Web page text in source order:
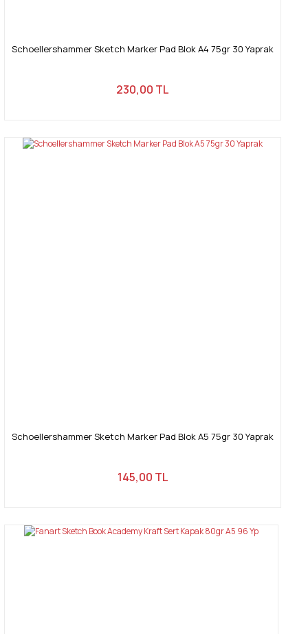
Schoellershammer Sketch Marker Pad Blok A4 75gr 30 Yaprak
230,00 TL
Schoellershammer Sketch Marker Pad Blok A5 75gr 30 Yaprak
145,00 TL